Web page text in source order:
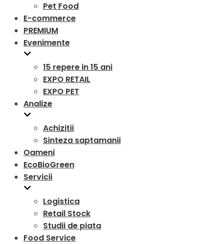
Pet Food
E-commerce
PREMIUM
Evenimente
15 repere in 15 ani
EXPO RETAIL
EXPO PET
Analize
Achizitii
Sinteza saptamanii
Oameni
EcoBioGreen
Servicii
Logistica
Retail Stock
Studii de piata
Food Service